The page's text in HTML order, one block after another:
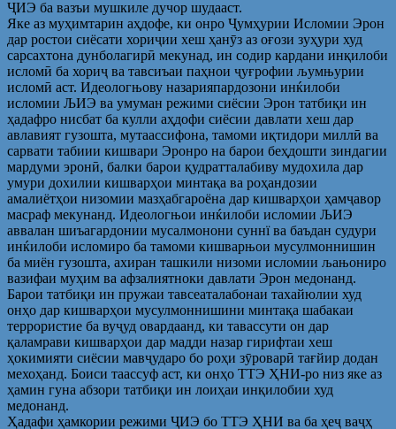
ҶИЭ ба вазъи мушкиле дучор шудааст.
Яке аз муҳимтарин аҳдофе, ки онро Ҷумҳурии Исломии Эрон
дар ростои сиёсати хориҷии хеш ҳанӯз аз оғози зуҳури худ
сарсахтона дунболагирӣ мекунад, ин содир кардани инқилоби
исломӣ ба хориҷ ва тавсиъаи паҳнои ҷуғрофии љумњурии
исломӣ аст. Идеологњову назарияпардозони инќилоби
исломии ЉИЭ ва умуман режими сиёсии Эрон татбиқи ин
ҳадафро нисбат ба кулли аҳдофи сиёсии давлати хеш дар
авлавият гузошта, мутаассифона, тамоми иқтидори миллӣ ва
сарвати табиии кишвари Эронро на барои беҳдошти зиндагии
мардуми эронӣ, балки барои қудратталабиву мудохила дар
умури дохилии кишварҳои минтақа ва роҳандозии
амалиётҳои низомии мазҳабгароёна дар кишварҳои ҳамҷавор
масраф мекунанд. Идеологњои инќилоби исломии ЉИЭ
аввалан шиъагардонии мусалмонони суннї ва баъдан судури
инќилоби исломиро ба тамоми кишварњои мусулмоннишин
ба миён гузошта, ахиран ташкили низоми исломии љањониро
вазифаи муҳим ва афзалиятноки давлати Эрон медонанд.
Барои татбиқи ин пружаи тавсеаталабонаи тахайюлии худ
онҳо дар кишварҳои мусулмоннишини минтақа шабакаи
террористие ба вуҷуд овардаанд, ки тавассути он дар
қаламрави кишварҳои дар мадди назар гирифтаи хеш
ҳокимияти сиёсии мавҷударо бо роҳи зӯроварӣ тағйир додан
мехоҳанд. Боиси таассуф аст, ки онҳо ТТЭ ҲНИ-ро низ яке аз
ҳамин гуна абзори татбиқи ин лоиҳаи инқилобии худ
медонанд.
Ҳадафи ҳамкории режими ҶИЭ бо ТТЭ ҲНИ ва ба ҳеҷ ваҷҳ